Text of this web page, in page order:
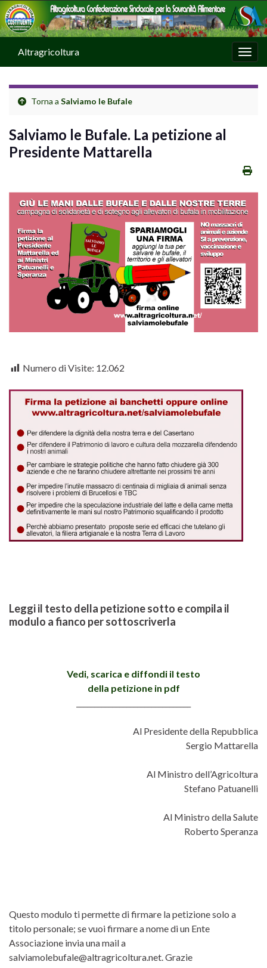
Altragricoltura
Torna a Salviamo le Bufale
Salviamo le Bufale. La petizione al
Presidente Mattarella
Numero di Visite: 12.062
Leggi il testo della petizione sotto e compila il
modulo a fianco per sottoscriverla
Vedi, scarica e diffondi il testo
della petizione in pdf
Al Presidente della Repubblica
Sergio Mattarella
Al Ministro dell’Agricoltura
Stefano Patuanelli
Al Ministro della Salute
Roberto Speranza
Questo modulo ti permette di firmare la petizione solo a
titolo personale; se vuoi firmare a nome di un Ente
Associazione invia una mail a
salviamolebufale@altragricoltura.net. Grazie